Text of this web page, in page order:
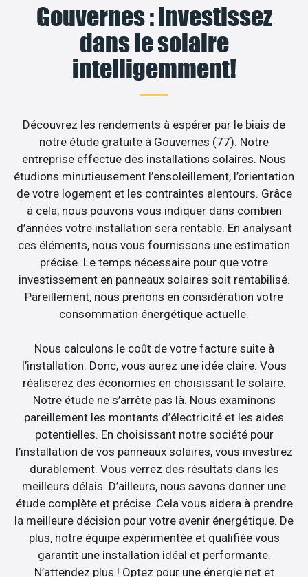
Gouvernes : Investissez
dans le solaire
intelligemment!
Découvrez les rendements à espérer par le biais de
notre étude gratuite à Gouvernes (77). Notre
entreprise effectue des installations solaires. Nous
étudions minutieusement l’ensoleillement, l’orientation
de votre logement et les contraintes alentours. Grâce
à cela, nous pouvons vous indiquer dans combien
d’années votre installation sera rentable. En analysant
ces éléments, nous vous fournissons une estimation
précise. Le temps nécessaire pour que votre
investissement en panneaux solaires soit rentabilisé.
Pareillement, nous prenons en considération votre
consommation énergétique actuelle.
Nous calculons le coût de votre facture suite à
l’installation. Donc, vous aurez une idée claire. Vous
réaliserez des économies en choisissant le solaire.
Notre étude ne s’arrête pas là. Nous examinons
pareillement les montants d’électricité et les aides
potentielles. En choisissant notre société pour
l’installation de vos panneaux solaires, vous investirez
durablement. Vous verrez des résultats dans les
meilleurs délais. D’ailleurs, nous savons donner une
étude complète et précise. Cela vous aidera à prendre
la meilleure décision pour votre avenir énergétique. De
plus, notre équipe expérimentée et qualifiée vous
garantit une installation idéal et performante.
N’attendez plus ! Optez pour une énergie net et